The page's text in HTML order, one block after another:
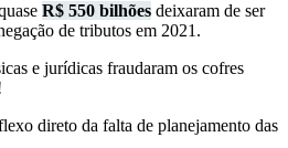
R$ 550 bilhões deixaram de ser
de tributos em 2021.
e jurídicas fraudaram os cofres
direto da falta de planejamento das